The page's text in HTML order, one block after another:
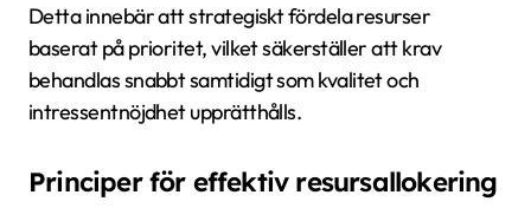
Detta innebär att strategiskt fördela resurser
baserat på prioritet, vilket säkerställer att krav
behandlas snabbt samtidigt som kvalitet och
intressentnöjdhet upprätthålls.
Principer för effektiv resursallokering